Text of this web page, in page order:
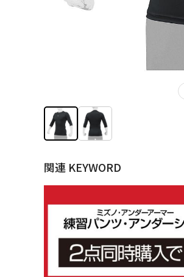
関連 KEYWORD